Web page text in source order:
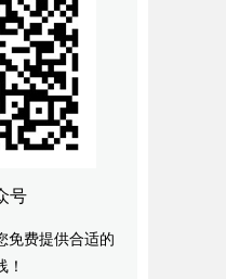
号
免费提供合适的
！